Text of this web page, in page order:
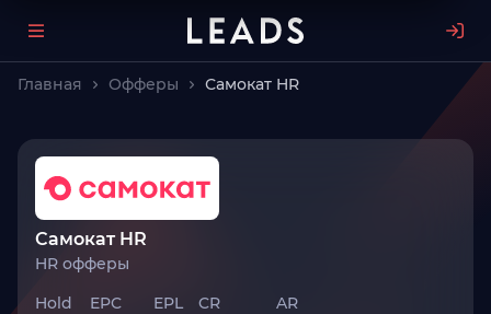
Главная Офферы Самокат HR
Самокат HR
HR офферы
Hold
EPC
EPL
CR
AR